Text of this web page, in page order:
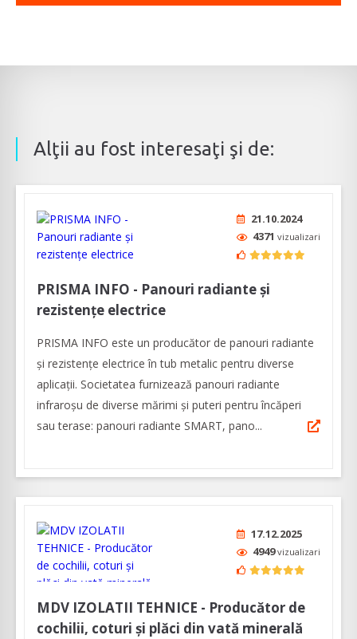
Alţii au fost interesaţi şi de:
21.10.2024
4371 vizualizari
PRISMA INFO - Panouri radiante și
rezistențe electrice
PRISMA INFO este un producător de panouri radiante
și rezistențe electrice în tub metalic pentru diverse
aplicații. Societatea furnizează panouri radiante
infraroșu de diverse mărimi și puteri pentru încăperi
sau terase: panouri radiante SMART, pano...
17.12.2025
4949vizualizari
MDV IZOLATII TEHNICE - Producător de
cochilii, coturi și plăci din vată minerală